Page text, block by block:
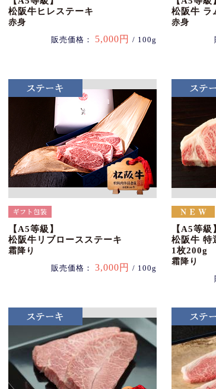
松阪牛ヒレステーキ
赤身
販売価格： 5,000円 / 100g
松阪牛 ラ
赤身
【A5等級】
松阪牛リブロースステーキ
霜降り
販売価格： 3,000円 / 100g
【A5等級
松阪牛 特
1枚200g
霜降り